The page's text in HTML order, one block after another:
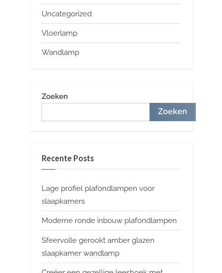
Uncategorized
Vloerlamp
Wandlamp
Zoeken
Zoeken
Recente Posts
Lage profiel plafondlampen voor
slaapkamers
Moderne ronde inbouw plafondlampen
Sfeervolle gerookt amber glazen
slaapkamer wandlamp